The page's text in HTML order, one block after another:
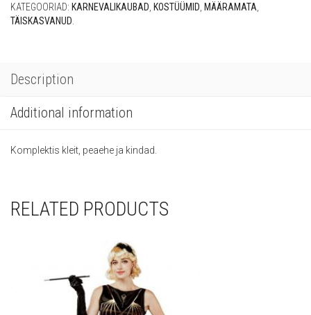
KATEGOORIAD: KARNEVALIKAUBAD KOSTÜÜMID MÄÄRAMATA
TÄISKASVANUD
Description
Additional information
Komplektis kleit, peaehe ja kindad.
RELATED PRODUCTS